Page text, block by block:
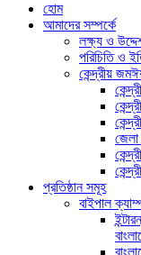
হোম
আমাদের সম্পর্কে
লক্ষ্য ও
পরিচিতি ও
কেন্দ্রীয়
প্রতিষ্ঠান সমূহ
বাইপাল